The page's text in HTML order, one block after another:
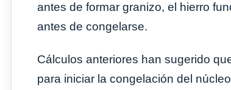
antes de formar granizo, el hierro
antes de congelarse.
Cálculos anteriores han sugerido
para iniciar la congelación del